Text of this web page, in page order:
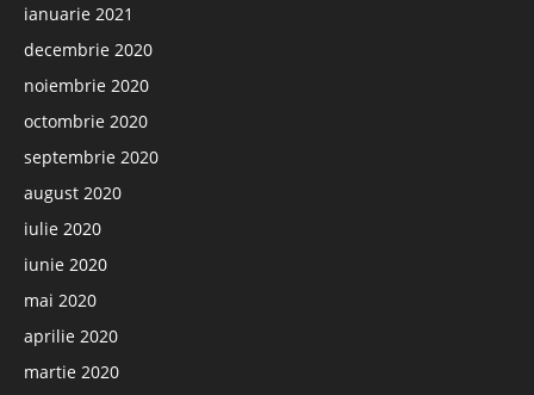
ianuarie 2021
decembrie 2020
noiembrie 2020
octombrie 2020
septembrie 2020
august 2020
iulie 2020
iunie 2020
mai 2020
aprilie 2020
martie 2020